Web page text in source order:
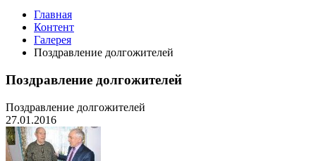
Главная
Контент
Галерея
Поздравление долгожителей
Поздравление долгожителей
Поздравление долгожителей
27.01.2016